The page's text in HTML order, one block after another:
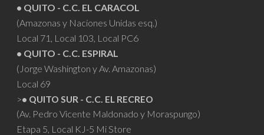
• QUITO - C.C. EL CARACOL
(Amazonas y Naciones Unidas esq.)
Local 71, Local 103, Local PC6
• QUITO - C.C. ESPIRAL
(Jorge Washington y Av. Amazonas)
Local 69
>• QUITO SUR - C.C. EL RECREO
(Av. Pedro Vicente Maldonado y Moraspungo)
Etapa 5, Local KJ-5 Mi Store